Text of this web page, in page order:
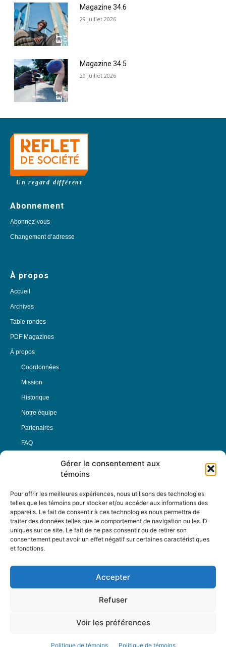
Gérer le consentement aux
témoins
Pour offrir les meilleures expériences, nous utilisons des technologies
telles que les témoins pour stocker et/ou accéder aux informations des
appareils. Le fait de consentir à ces technologies nous permettra de
traiter des données telles que le comportement de navigation ou les ID
uniques sur ce site. Le fait de ne pas consentir ou de retirer son
consentement peut avoir un effet négatif sur certaines caractéristiques
et fonctions.
Accepter
Refuser
Voir les préférences
Politique de témoins Politique de témoins
Magazine 34.6
29 juillet 2026
Magazine 34.5
29 juillet 2026
Un regard différent
Abonnement
Abonnez-vous
Changement d’adresse
À propos
Accueil
Archives
Table rondes
PDF Magazines
À propos
Coordonnées
Mission
Historique
Notre équipe
Partenaires
FAQ
Nous Suivre
Contactez-nous :
12-3894 rue Sainte-Catherine Est,